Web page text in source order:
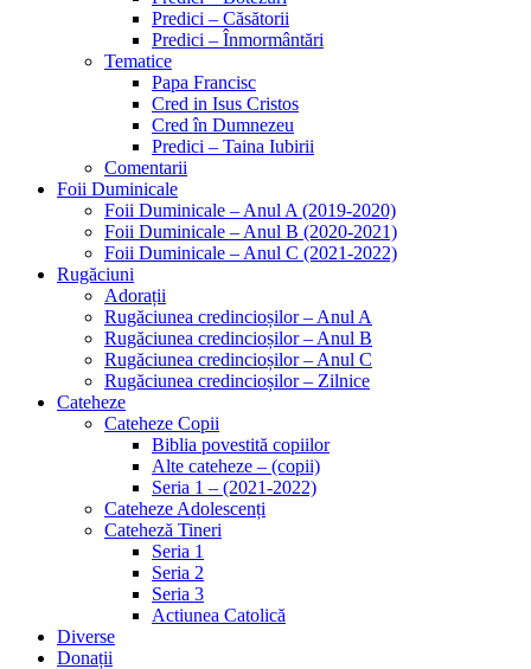
Predici – Căsătorii
Predici – Înmormântări
Tematice
Papa Francisc
Cred in Isus Cristos
Cred în Dumnezeu
Predici – Taina Iubirii
Comentarii
Foii Duminicale
Foii Duminicale – Anul A (2019-2020)
Foii Duminicale – Anul B (2020-2021)
Foii Duminicale – Anul C (2021-2022)
Rugăciuni
Adorații
Rugăciunea credincioșilor – Anul A
Rugăciunea credincioșilor – Anul B
Rugăciunea credincioșilor – Anul C
Rugăciunea credincioșilor – Zilnice
Cateheze
Cateheze Copii
Biblia povestită copiilor
Alte cateheze – (copii)
Seria 1 – (2021-2022)
Cateheze Adolescenți
Cateheză Tineri
Seria 1
Seria 2
Seria 3
Actiunea Catolică
Diverse
Donații